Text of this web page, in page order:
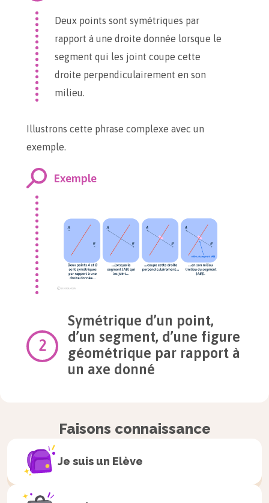
Deux points sont symétriques par
rapport à une droite donnée lorsque le
segment qui les joint coupe cette
droite perpendiculairement en son
milieu.
Illustrons cette phrase complexe avec un
exemple.
Exemple
Symétrique d’un point,
d’un segment, d’une figure
géométrique par rapport à
un axe donné
Méthode
Nous allons construire le
pointA
Faisons connaissance
Je suis un Elève